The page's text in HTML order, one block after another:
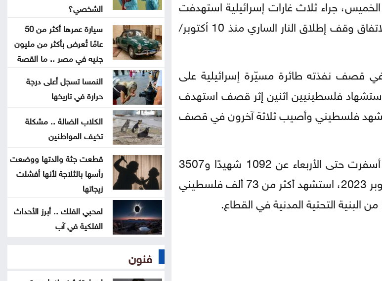
جراء ثلاث غارات إسرائيلية استهدفت
مناطق متفرقة في قطاع غزة، في ظل الخروقات المتواصلة لاتفاق وقف إطلاق النار الساري منذ 10 أكتوبر/
قصف نفذته طائرة مسيّرة إسرائيلية على
فلسطينيين اثنين إثر قصف استهدف
فلسطيني وأصيب ثلاثة آخرون في قصف
ووفق وزارة الصحة، فإن خروقات إسرائيل لوقف إطلاق النار أسفرت حتى الأربعاء عن 1092 شهيدًا و3507
مصابين. وخلال الإبادة الجماعية التي ترتكبها إسرائيل منذ 8 أكتوبر 2023، استشهد أكثر من 73 ألف فلسطيني
زراعة جرش تُقدم 1368 خدمة وتُوزع
260 ألف شتلة
الأردنيون يترقبون عطلة رسمية في
آب
تنفيذ 23 مشروعاً لطرق محافظة
المفرق
البرلمان العربي يدين استهداف
المدنيين بالسعودية واليمن
ارتفاع حصيلة الهجوم الذي نفذه تلميذ
على مدرسة بتايلند
70 ألفا يؤدون صلاة الجمعة بالأقصى
الشخصي؟
سيارة عمرها أكثر من 50
عامًا تُعرض بأكثر من مليون
جنيه في مصر .. ما القصة
النمسا تسجل أعلى درجة
حرارة في تاريخها
الكلاب الضالة .. مشكلة
تخيف المواطنين
قطعت جثة والدتها ووضعت
رأسها بالثلاجة لأنها أفشلت
زيجاتها
لمحبي الفلك .. أبرز الأحداث
الفلكية في آب
فنون